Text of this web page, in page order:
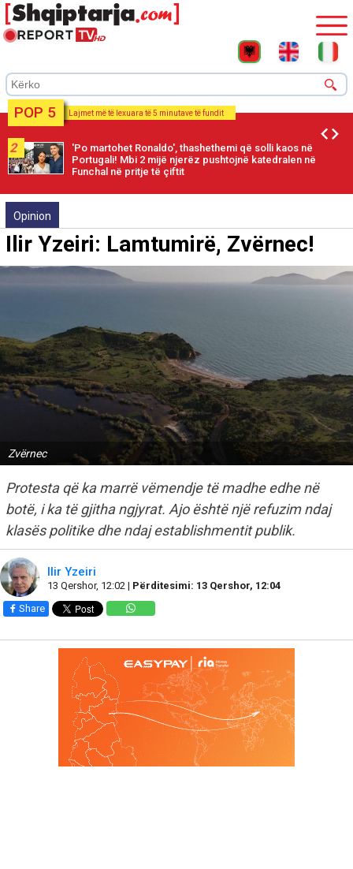
POP 5 Lajmet më të lexuara të 5 minutave të fundit
2
'Po martohet Ronaldo', thashethemi që solli kaos në
Portugali! Mbi 2 mijë njerëz pushtojnë katedralen në
Funchal në pritje të çiftit
Opinion
Ilir Yzeiri: Lamtumirë, Zvërnec!
Zvërnec
Protesta që ka marrë vëmendje të madhe edhe në
botë, i ka të gjitha ngjyrat. Ajo është një refuzim ndaj
klasës politike dhe ndaj establishmentit publik.
Ilir Yzeiri
13 Qershor, 12:02 | Përditesimi: 13 Qershor, 12:04
Share